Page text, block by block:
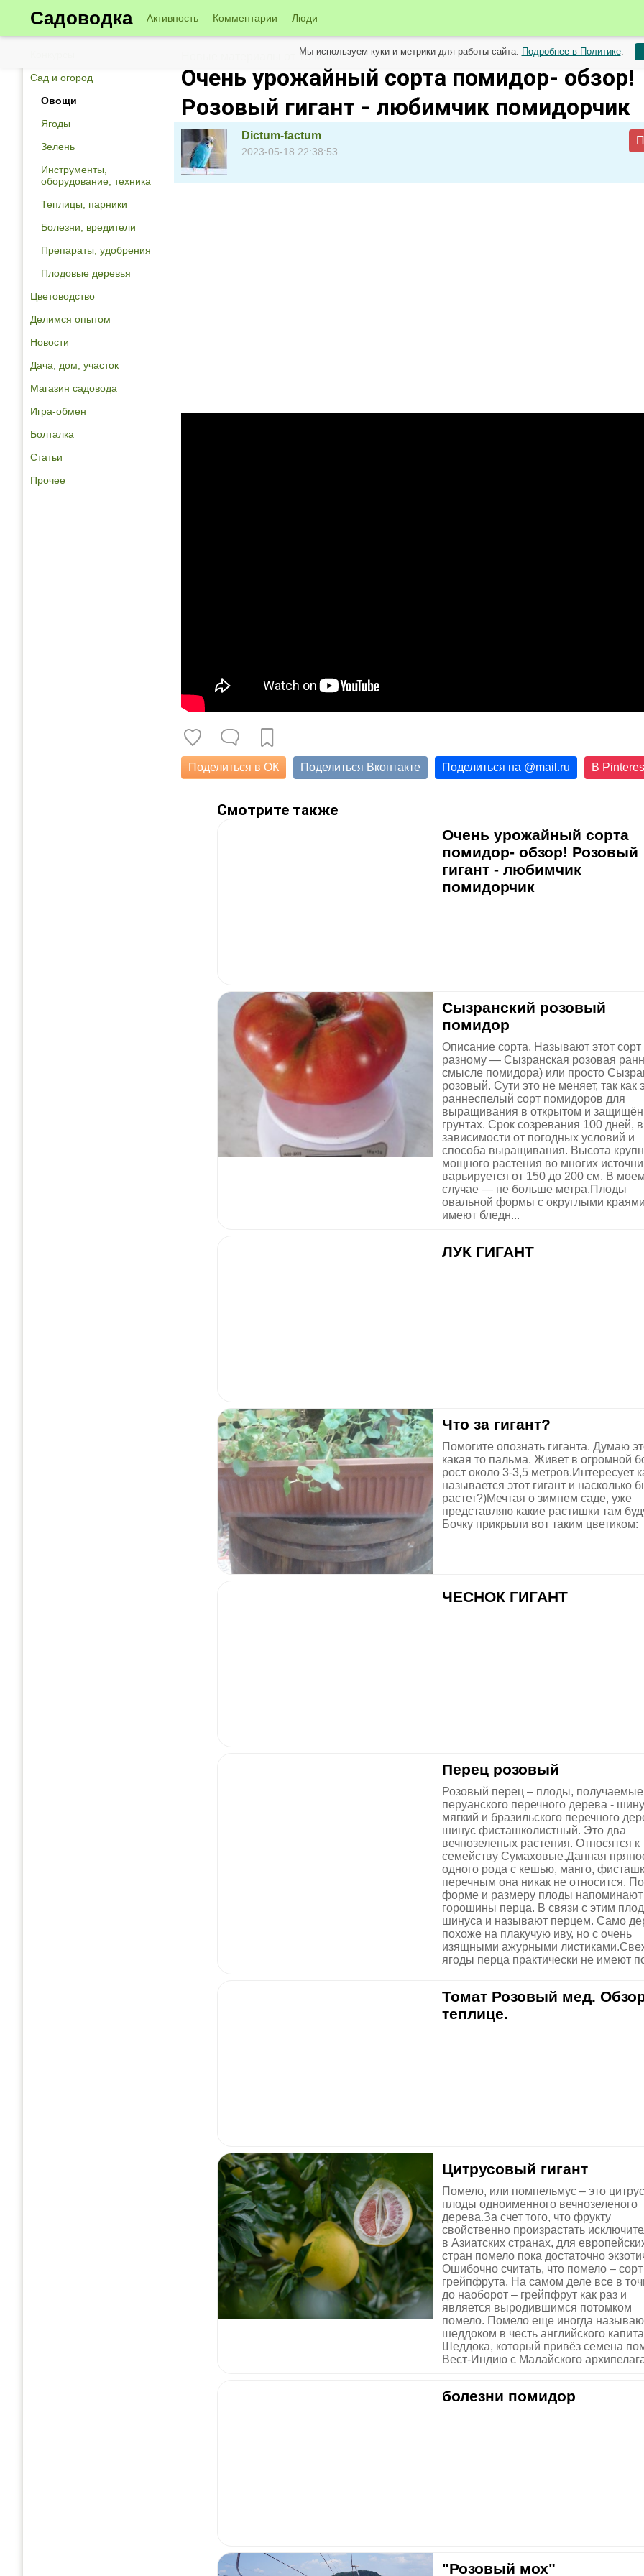
Садоводка Активность Комментарии Люди
Сад и огород
Овощи
Ягоды
Зелень
Инструменты,
оборудование, техника
Теплицы, парники
Болезни, вредители
Препараты, удобрения
Плодовые деревья
Цветоводство
Делимся опытом
Новости
Дача, дом, участок
Магазин садовода
Игра-обмен
Болталка
Статьи
Прочее
Новые материалы от 19 мая
Очень урожайный сорта помидор- обзор!
Розовый гигант - любимчик помидорчик
Dictum-factum
2023-05-18 22:38:53
Поделиться в ОК Поделиться Вконтакте Поделиться на @mail.ru В
Смотрите также
Очень урожайный сорта
помидор- обзор! Розовый
гигант - любимчик
помидорчик
Сызранский розовый
помидор
Описание сорта. Называют этот сорт
разному — Сызранская розовая
смысле помидора) или просто
розовый. Сути это не меняет, так как
раннеспелый сорт помидоров для
выращивания в открытом и
грунтах. Срок созревания 100 дней, в
зависимости от погодных условий и
способа выращивания. Высота
мощного растения во многих
варьируется от 150 до 200 см. В моем
случае — не больше метра.Плоды
овальной формы с округлыми
имеют бледн...
ЛУК ГИГАНТ
Что за гигант?
Помогите опознать гиганта. Думаю
какая то пальма. Живет в огромной
рост около 3-3,5 метров.Интересует
называется этот гигант и насколько
растет?)Мечтая о зимнем саде, уже
представляю какие растишки там
Бочку прикрыли вот таким цветиком:
ЧЕСНОК ГИГАНТ
Перец розовый
Розовый перец – плоды, получаемые
перуанского перечного дерева -
мягкий и бразильского перечного
шинус фисташколистный. Это два
вечнозеленых растения. Относятся к
семейству Сумаховые.Данная
одного рода с кешью, манго,
перечным она никак не относится. По
форме и размеру плоды напоминают
горошины перца. В связи с этим
шинуса и называют перцем. Само
похоже на плакучую иву, но с очень
изящными ажурными
ягоды перца практически не имеют
Томат Розовый мед.
теплице.
Цитрусовый гигант
Помело, или помпельмус – это
плоды одноименного вечнозеленого
дерева.За счет того, что фрукту
свойственно произрастать
в Азиатских странах, для
стран помело пока достаточно
Ошибочно считать, что помело – сорт
грейпфрута. На самом деле все в
до наоборот – грейпфрут как раз и
является выродившимся потомком
помело. Помело еще иногда
шеддоком в честь английского
Шеддока, который привёз семена
Вест-Индию с Малайского
болезни помидор
"Розовый мох"
Мы используем куки и метрики для работы сайта. Подробнее в Политике.